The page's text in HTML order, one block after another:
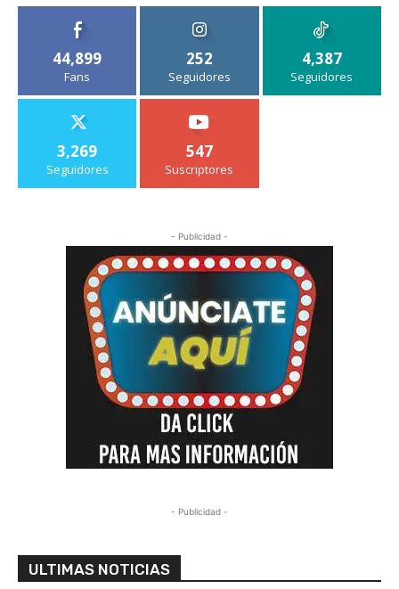
44,899
Fans
252
Seguidores
4,387
Seguidores
3,269
Seguidores
547
Suscriptores
- Publicidad -
- Publicidad -
ULTIMAS NOTICIAS